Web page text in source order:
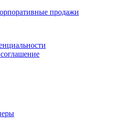
продажи